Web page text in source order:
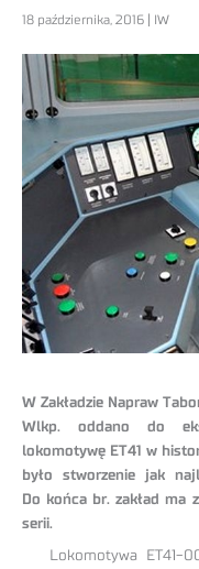
18 października, 2016 | IW
W Zakładzie Napraw
Wlkp. oddano do
lokomotywę ET41 w
było stworzenie jak
Do końca br. zakład ma
serii.
Lokomotywa ET41-